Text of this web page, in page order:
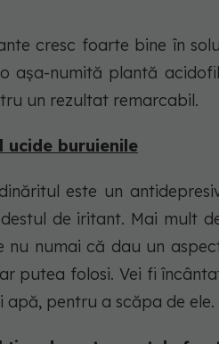
cresc foarte bine în
așa-numită plantă
un rezultat remarcabil.
ucide buruienile
este un
de iritant. Mai mult
nu numai că dau un
putea folosi. Vei fi
apă, pentru a scăpa de ele.